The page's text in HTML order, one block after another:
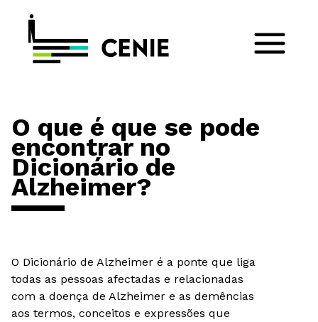
O que é que se pode
encontrar no
Dicionário de
Alzheimer?
O Dicionário de Alzheimer é a ponte que liga
todas as pessoas afectadas e relacionadas
com a doença de Alzheimer e as demências
aos termos, conceitos e expressões que